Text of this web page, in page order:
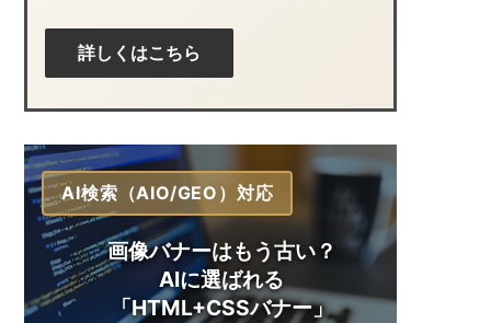
詳しくはこちら
AI検索（AIO/GEO）対応
画像バナーはもう古い？
AIに選ばれる
「HTML+CSSバナー」